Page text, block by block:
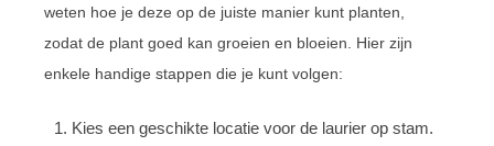
weten hoe je deze op de juiste manier kunt planten,
zodat de plant goed kan groeien en bloeien. Hier zijn
enkele handige stappen die je kunt volgen:
Kies een geschikte locatie voor de laurier op stam.